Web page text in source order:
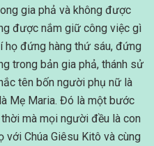
gia phả và không được
được nắm giữ công việc gì
họ đứng hàng thứ sáu, đứng
trong bản gia phả, thánh sử
tên bốn người phụ nữ là
Mẹ Maria. Đó là một bước
mà mọi người đều là con
với Chúa Giêsu Kitô và cùng